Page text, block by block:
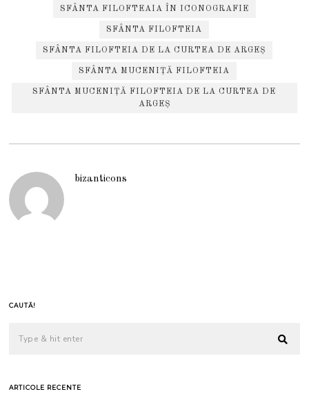
SFÂNTA FILOFTEAIA ÎN ICONOGRAFIE
SFÂNTA FILOFTEIA
SFÂNTA FILOFTEIA DE LA CURTEA DE ARGEȘ
SFÂNTA MUCENIȚĂ FILOFTEIA
SFÂNTA MUCENIȚĂ FILOFTEIA DE LA CURTEA DE
ARGEȘ
bizanticons
CAUTĂ!
ARTICOLE RECENTE